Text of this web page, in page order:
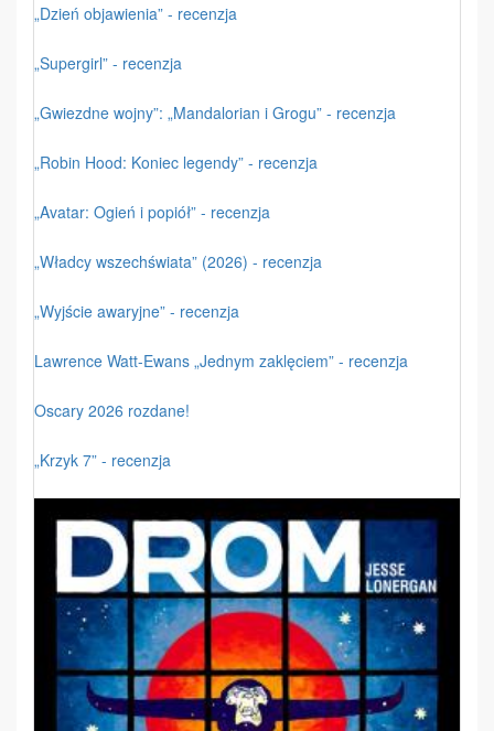
„Dzień objawienia” - recenzja
„Supergirl” - recenzja
„Gwiezdne wojny”: „Mandalorian i Grogu” - recenzja
„Robin Hood: Koniec legendy” - recenzja
„Avatar: Ogień i popiół” - recenzja
„Władcy wszechświata” (2026) - recenzja
„Wyjście awaryjne” - recenzja
Lawrence Watt-Ewans „Jednym zaklęciem” - recenzja
Oscary 2026 rozdane!
„Krzyk 7” - recenzja